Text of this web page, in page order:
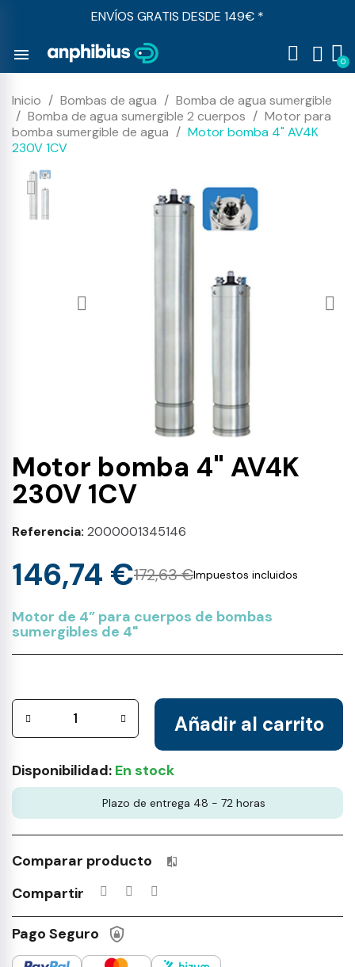
ENVÍOS GRATIS DESDE 149€ *
menu
Inicio Bombas de agua
Bomba de agua sumergible
Bomba de agua sumergible 2 cuerpos
Motor para
bomba sumergible de agua
Motor bomba 4" AV4K
230V 1CV
Motor bomba 4" AV4K
230V 1CV
Referencia 2000001345146
172,63 €
146,74 € Impuestos incluidos
Motor de 4” para cuerpos de bombas
sumergibles de 4"
Añadir al carrito
Disponibilidad: En stock
Plazo de entrega 48 - 72 horas
Comparar producto Productos incluidos en tu lista
Compartir
Pago Seguro